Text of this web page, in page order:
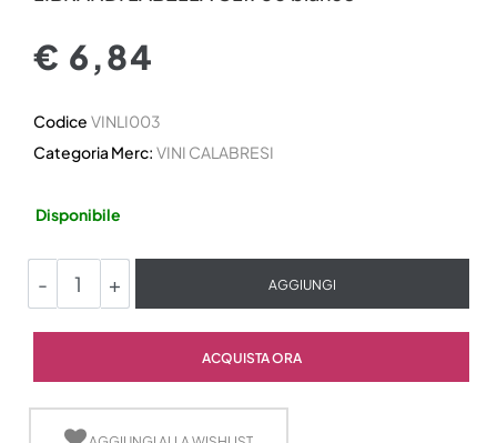
€ 6,84
Codice VINLI003
Categoria Merc: VINI CALABRESI
Disponibile
AGGIUNGI
ACQUISTA ORA